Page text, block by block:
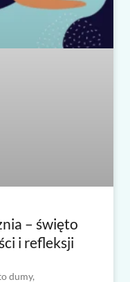
– święto
i refleksji
dumy,